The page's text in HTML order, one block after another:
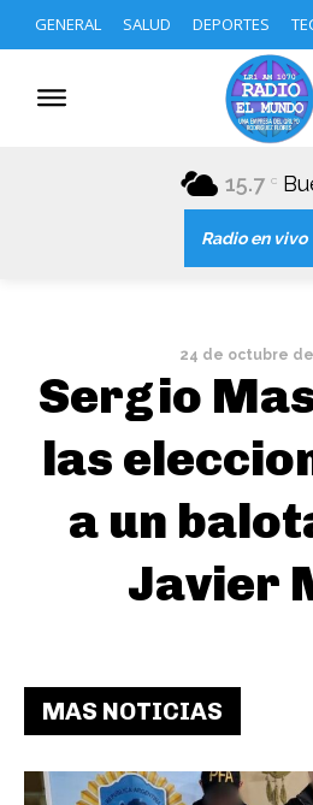
GENERAL SALUD DEPORTES
15.7 C
Radio en vivo
24 de octubre
Sergio
las
a un
Javier
MAS NOTICIAS